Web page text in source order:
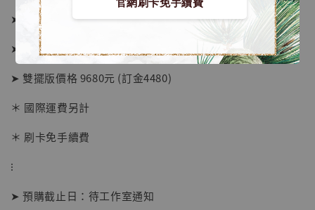
➤ 原版價格 5080元 (訂金2880)
➤ 內衣版價格 5080元 (訂金2880)
➤ 雙擺版價格 9680元 (訂金4480)
＊ 國際運費另計
＊ 刷卡免手續費
⁝
➤ 預購截止日：待工作室通知